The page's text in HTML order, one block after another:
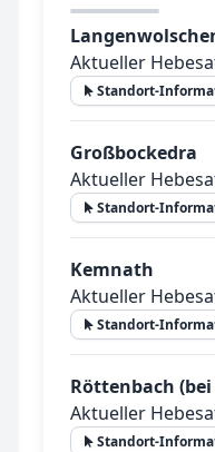
Aktueller
Standort-
Großbockedra
Aktueller
Standort-
Kemnath
Aktueller
Standort-
Röttenbach
Aktueller
Standort-